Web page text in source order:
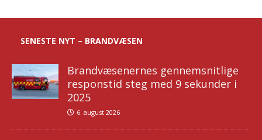
SENESTE NYT – BRANDVÆSEN
Brandvæsenernes gennemsnitlige
responstid steg med 9 sekunder i
2025
6. august 2026